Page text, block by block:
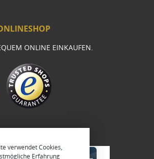
ONLINE EINKAUFEN.
verwendet Cookies,
Erfahrung